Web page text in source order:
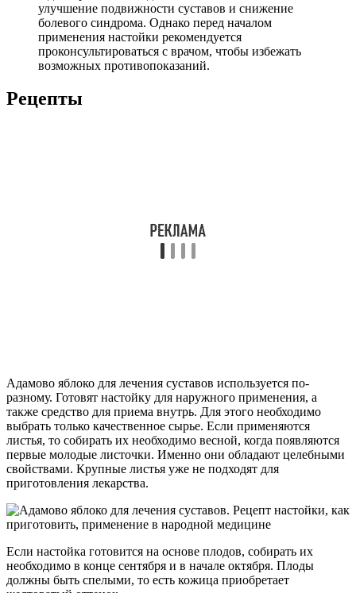
улучшение подвижности суставов и снижение
болевого синдрома. Однако перед началом
применения настойки рекомендуется
проконсультироваться с врачом, чтобы избежать
возможных противопоказаний.
Рецепты
Адамово яблоко для лечения суставов используется по-
разному. Готовят настойку для наружного применения, а
также средство для приема внутрь. Для этого необходимо
выбрать только качественное сырье. Если применяются
листья, то собирать их необходимо весной, когда появляются
первые молодые листочки. Именно они обладают целебными
свойствами. Крупные листья уже не подходят для
приготовления лекарства.
Если настойка готовится на основе плодов, собирать их
необходимо в конце сентября и в начале октября. Плоды
должны быть спелыми, то есть кожица приобретает